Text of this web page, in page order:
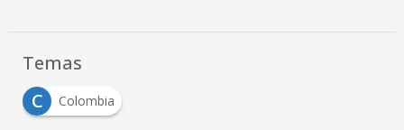
Temas
C
Colombia